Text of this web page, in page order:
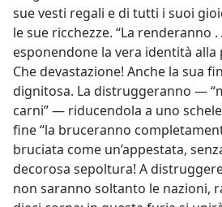
sue vesti regali e di tutti i suoi
le sue ricchezze. “La renderanno .
esponendone la vera identità
Che devastazione! Anche la sua
dignitosa. La distruggeranno —
carni” — riducendola a uno
fine “la bruceranno
bruciata come un’appestata,
decorosa sepoltura! A
non saranno soltanto le nazioni,